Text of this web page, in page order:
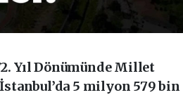
Yıl Dönümünde Millet
5 milyon 579 bin